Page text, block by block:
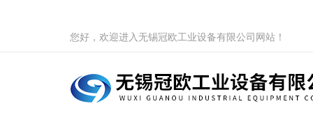
您好，欢迎进入无锡冠欧工业设备有限公司网站！